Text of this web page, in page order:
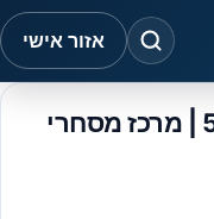
אזור אישי
בנק מזרחי טפחות סניף 560 | מרכז מסחרי